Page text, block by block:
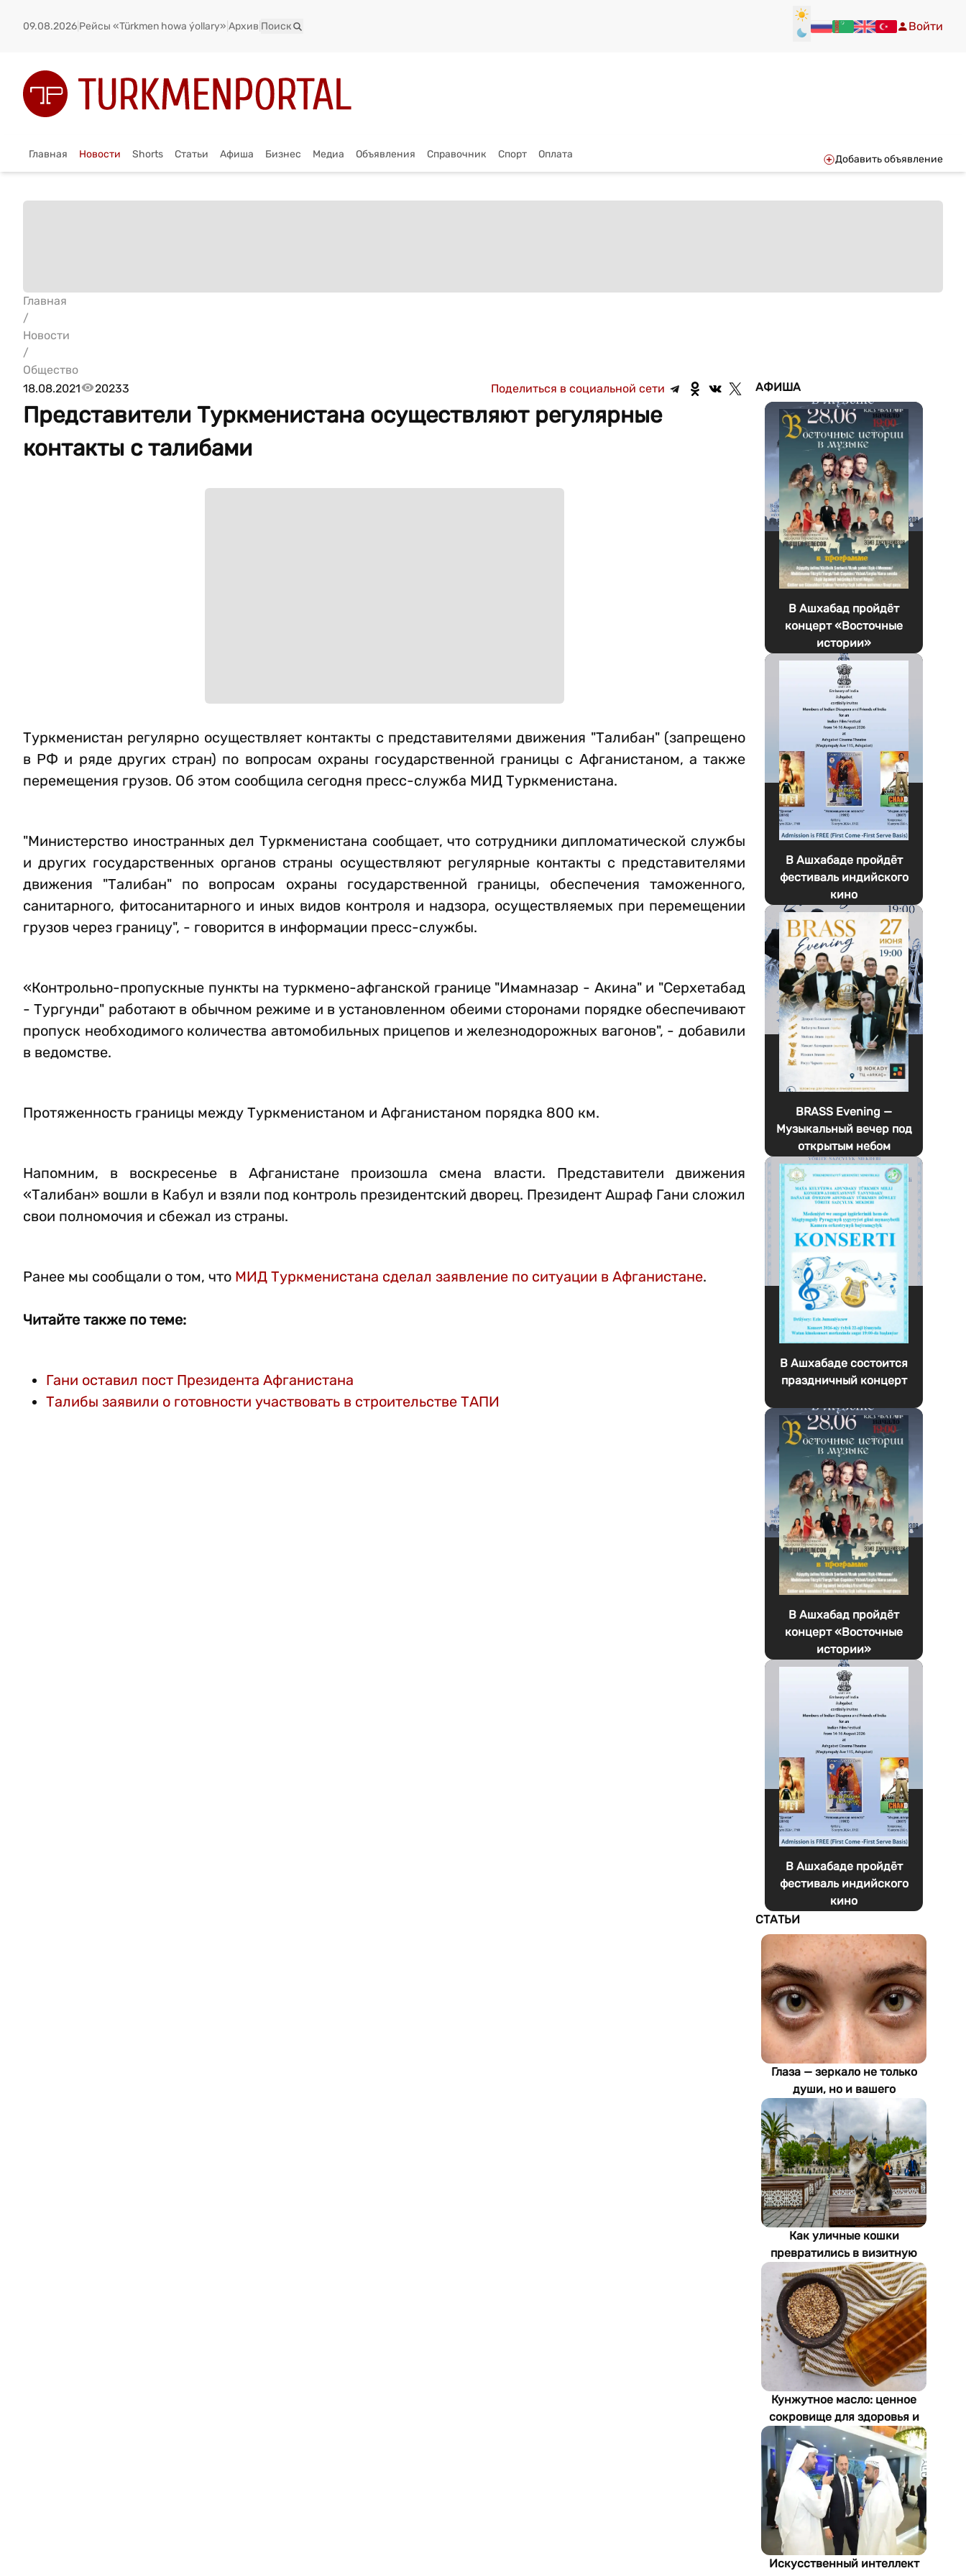
09.08.2026 Рейсы «Türkmen howa ýollary» Архив Поиск Войти
Главная Новости Shorts Статьи Афиша Бизнес Медиа Объявления Справочник Спорт Оплата Добавить объявление
Главная
/
Новости
/
Общество
18.08.2021
20233 Поделиться в социальной сети
Представители Туркменистана осуществляют регулярные
контакты с талибами
Туркменистан регулярно осуществляет контакты с представителями движения "Талибан" (запрещено
в РФ и ряде других стран) по вопросам охраны государственной границы с Афганистаном, а также
перемещения грузов. Об этом сообщила сегодня пресс-служба МИД Туркменистана.
"Министерство иностранных дел Туркменистана сообщает, что сотрудники дипломатической службы
и других государственных органов страны осуществляют регулярные контакты с представителями
движения "Талибан" по вопросам охраны государственной границы, обеспечения таможенного,
санитарного, фитосанитарного и иных видов контроля и надзора, осуществляемых при перемещении
грузов через границу", - говорится в информации пресс-службы.
«Контрольно-пропускные пункты на туркмено-афганской границе "Имамназар - Акина" и "Серхетабад
- Тургунди" работают в обычном режиме и в установленном обеими сторонами порядке обеспечивают
пропуск необходимого количества автомобильных прицепов и железнодорожных вагонов", - добавили
в ведомстве.
Протяженность границы между Туркменистаном и Афганистаном порядка 800 км.
Напомним, в воскресенье в Афганистане произошла смена власти. Представители движения
«Талибан» вошли в Кабул и взяли под контроль президентский дворец. Президент Ашраф Гани сложил
свои полномочия и сбежал из страны.
Ранее мы сообщали о том, что МИД Туркменистана сделал заявление по ситуации в Афганистане.
Читайте также по теме:
Гани оставил пост Президента Афганистана
Талибы заявили о готовности участвовать в строительстве ТАПИ
АФИША
В Ашхабад пройдёт
концерт «Восточные
истории»
В Ашхабаде пройдёт
фестиваль индийского
кино
BRASS Evening —
Музыкальный вечер под
открытым небом
В Ашхабаде состоится
праздничный концерт
В Ашхабад пройдёт
концерт «Восточные
истории»
В Ашхабаде пройдёт
фестиваль индийского
кино
СТАТЬИ
Глаза — зеркало не только
души, но и вашего
здоровья: как ИИ находит
болезни по фотографии
Как уличные кошки
превратились в визитную
карточку Стамбула
Кунжутное масло: ценное
сокровище для здоровья и
экономики Туркменистана
Искусственный интеллект